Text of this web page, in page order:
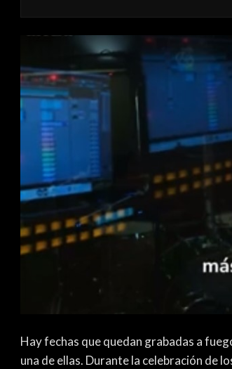
Hay fechas que quedan grabadas a
una de ellas. Durante la celebración de